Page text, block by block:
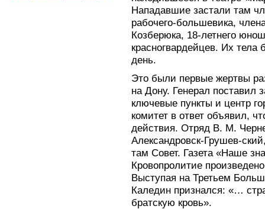
Нападавшие застали там
рабочего-большевика,
Козберюка, 18-летнего
красногвардейцев. Их
день.
Это были первые жертвы
на Дону. Генерал поставил
ключевые пункты и центр
комитет в ответ объявил,
действия. Отряд В. М.
Александровск-Грушев-
там Совет. Газета «Наше
Кровопролитие
Выступая на Третьем
Каледин признался: «…
братскую кровь».